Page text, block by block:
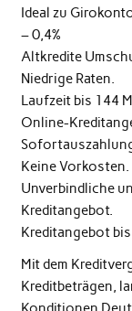
Ideal zu
– 0,4%
Altkredite
Niedrige Raten.
Laufzeit bis 144
Online-
Keine Vorkosten.
Unverbindliche
Kreditangebot.
Kreditangebot
Mit dem
Kreditbeträgen,